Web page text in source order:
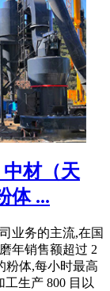
材（天
体 ...
业务的主流,在国
年销售额超过 2
粉体,每小时最高
生产 800 目以